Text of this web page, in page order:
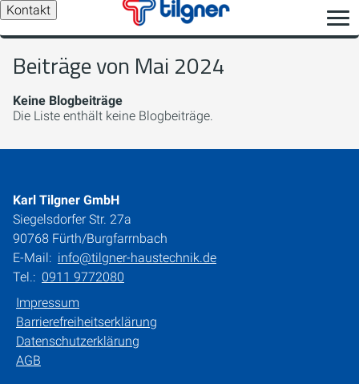
Kontakt
Beiträge von Mai 2024
Keine Blogbeiträge
Die Liste enthält keine Blogbeiträge.
Karl Tilgner GmbH
Siegelsdorfer Str. 27a
90768 Fürth/Burgfarrnbach
E-Mail: info@tilgner-haustechnik.de
Tel.: 0911 9772080
Impressum
Barrierefreiheitserklärung
Datenschutzerklärung
AGB